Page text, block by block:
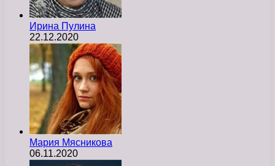
Ирина Пулина
22.12.2020
Мария Мясникова
06.11.2020